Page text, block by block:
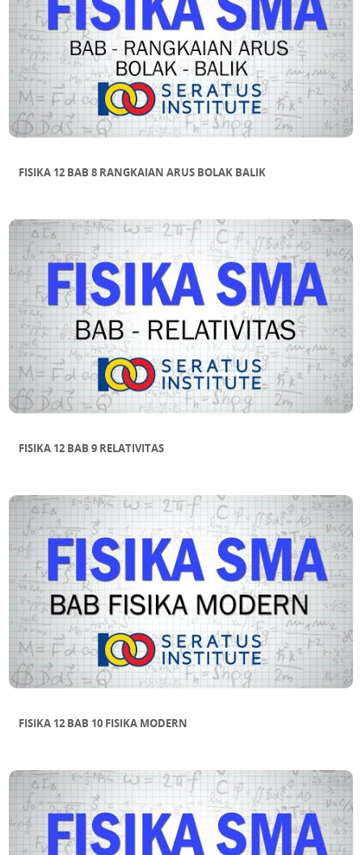
FISIKA 12 BAB 8 RANGKAIAN ARUS BOLAK BALIK
FISIKA 12 BAB 9 RELATIVITAS
FISIKA 12 BAB 10 FISIKA MODERN